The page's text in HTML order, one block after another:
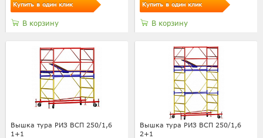
Купить в один клик
В корзину
Купить в один клик
В корзину
Вышка тура РИЗ ВСП 250/1,6
1+1
Вышка тура РИЗ ВСП 250/1,6
2+1